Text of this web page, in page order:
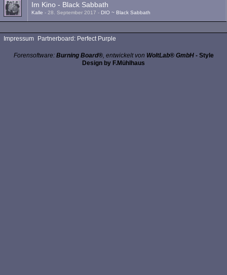
Im Kino - Black Sabbath
Kalle - 28. September 2017 - DIO ~ Black Sabbath
Impressum Partnerboard: Perfect Purple
Forensoftware: Burning Board®, entwickelt von WoltLab® GmbH